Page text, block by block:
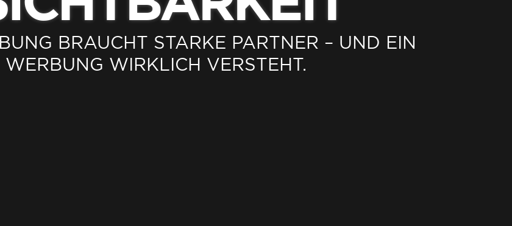
BRAUCHT STARKE PARTNER – UND EIN T
WIRKLICH VERSTEHT.